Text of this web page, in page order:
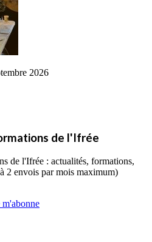
2026
de l'Ifrée
de l'Ifrée : actualités, formations,
2 envois par mois maximum)
m'abonne